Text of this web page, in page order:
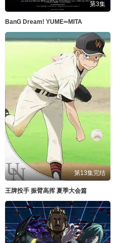
第3集
BanG Dream! YUME∞MITA
第13集完结
王牌投手 振臂高挥 夏季大会篇